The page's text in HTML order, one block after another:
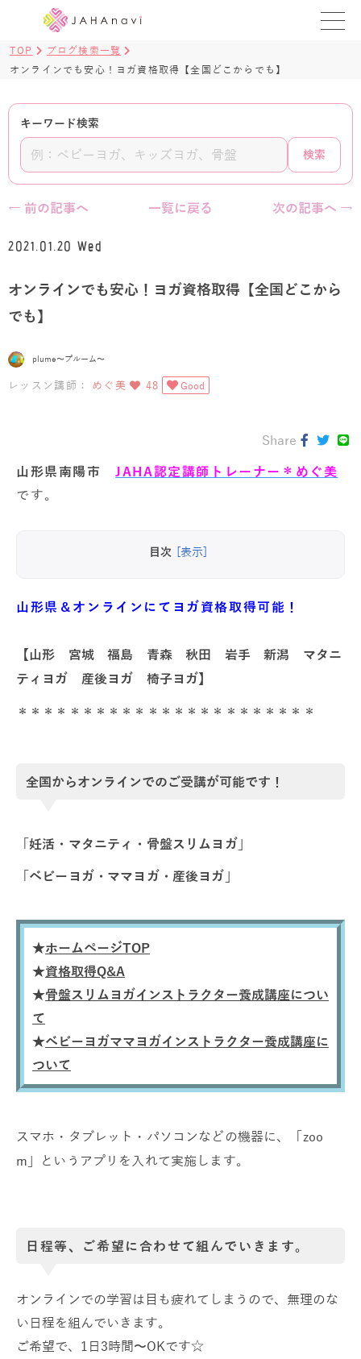
レッスンを探す
BLOG
ヨガ資格講座 ›
TOP
ブログ検索一覧
オンラインでも安心！ヨガ資格取得【全国どこからでも】
キーワード検索
検索
← 前の記事へ 一覧に戻る 次の記事へ →
2021.01.20 Wed
オンラインでも安心！ヨガ資格取得【全国どこから
でも】
plume〜プルーム〜
レッスン講師： めぐ美 48 Good
Share
山形県南陽市JAHA認定講師トレーナー＊めぐ美
です。
目次 [表示]
山形県＆オンラインにてヨガ資格取得可能！
【山形 宮城 福島 青森 秋田 岩手 新潟 マタニ
ティヨガ 産後ヨガ 椅子ヨガ】
＊＊＊＊＊＊＊＊＊＊＊＊＊＊＊＊＊＊＊＊＊＊＊
全国からオンラインでのご受講が可能です！
「妊活・マタニティ・骨盤スリムヨガ」
「ベビーヨガ・ママヨガ・産後ヨガ」
★ホームページTOP
★資格取得Q&A
★骨盤スリムヨガインストラクター養成講座につい
て
★ベビーヨガママヨガインストラクター養成講座に
ついて
スマホ・タブレット・パソコンなどの機器に、「zoo
m」というアプリを入れて実施します。
日程等、ご希望に合わせて組んでいきます。
オンラインでの学習は目も疲れてしまうので、無理のな
い日程を組んでいきます。
ご希望で、1日3時間〜OKです☆